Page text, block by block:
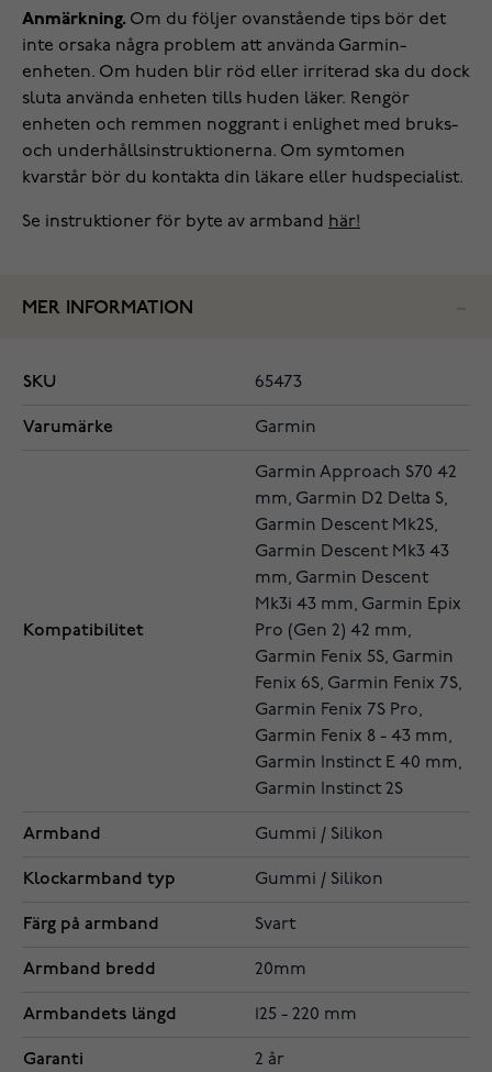
Anmärkning. Om du följer ovanstående tips bör det
inte orsaka några problem att använda Garmin-
enheten. Om huden blir röd eller irriterad ska du dock
sluta använda enheten tills huden läker. Rengör
enheten och remmen noggrant i enlighet med bruks-
och underhållsinstruktionerna. Om symtomen
kvarstår bör du kontakta din läkare eller hudspecialist.
Se instruktioner för byte av armband här!
MER INFORMATION
SKU 65473
Varumärke Garmin
Kompatibilitet
Garmin Approach S70 42
mm, Garmin D2 Delta S,
Garmin Descent Mk2S,
Garmin Descent Mk3 43
mm, Garmin Descent
Mk3i 43 mm, Garmin Epix
Pro (Gen 2) 42 mm,
Garmin Fenix 5S, Garmin
Fenix 6S, Garmin Fenix 7S,
Garmin Fenix 7S Pro,
Garmin Fenix 8 - 43 mm,
Garmin Instinct E 40 mm,
Garmin Instinct 2S
Armband Gummi / Silikon
Klockarmband typ Gummi / Silikon
Färg på armband Svart
Armband bredd 20mm
Armbandets längd 125 - 220 mm
Garanti 2 år